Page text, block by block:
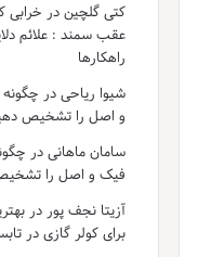
کتی گلچیندر خرابی
عقب سمند : علائم
راهکارها
شیوا ریاحیدر
و اصل را تشخیص
سامان ماهانیدر
فیک و اصل را
آزیتا نجف پور در
برای کولر گازی در